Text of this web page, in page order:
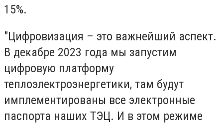
15%.
"Цифровизация – это важнейший аспект.
В декабре 2023 года мы запустим
цифровую платформу
теплоэлектроэнергетики, там будут
имплементированы все электронные
паспорта наших ТЭЦ. И в этом режиме